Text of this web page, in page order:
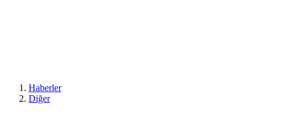
Haberler
Diğer